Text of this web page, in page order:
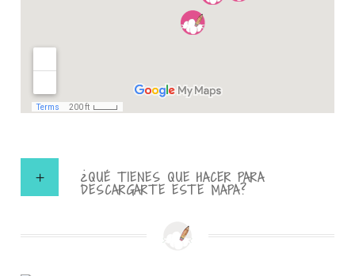
¿QUÉ TIENES QUE HACER PARA
DESCARGARTE ESTE MAPA?